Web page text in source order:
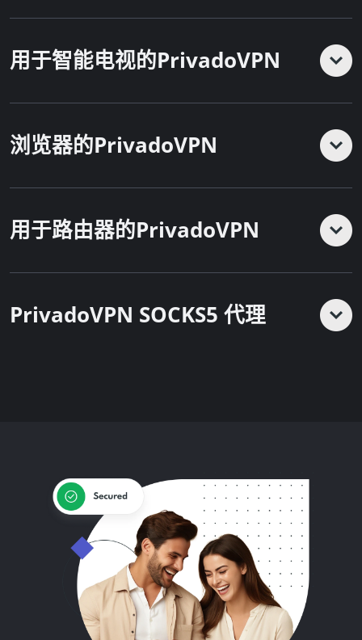
用于智能电视的PrivadoVPN
浏览器的PrivadoVPN
用于路由器的PrivadoVPN
PrivadoVPN SOCKS5 代理